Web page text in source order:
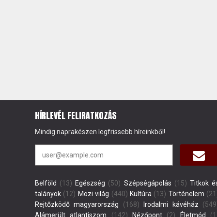
HÍRLEVÉL FELIRATKOZÁS
Mindig naprakészen legfrissebb híreinkből!
Belföld (13) Egészség (50) Szépségápolás (15) Titkok
talányok (12) Mozi világ (440) Kultúra (13) Történelem
Rejtőzködő magyarország (168) Irodalmi kávéház
Alámerült atlantiszom (142) Nézőpont (2) Életmód